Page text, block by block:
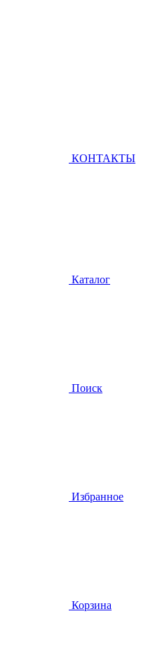
КОНТАКТЫ
Каталог
Поиск
Избранное
Корзина